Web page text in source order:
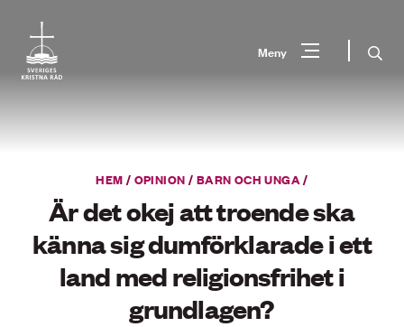
innehåll
Meny Sök
HEM / OPINION / BARN OCH UNGA/
Är det okej att troende ska
känna sig dumförklarade i ett
land med religionsfrihet i
grundlagen?